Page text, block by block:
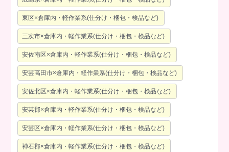
東区×倉庫内・軽作業系(仕分け・梱包・検品など)
三次市×倉庫内・軽作業系(仕分け・梱包・検品など)
安佐南区×倉庫内・軽作業系(仕分け・梱包・検品など)
安芸高田市×倉庫内・軽作業系(仕分け・梱包・検品など)
安佐北区×倉庫内・軽作業系(仕分け・梱包・検品など)
安芸郡×倉庫内・軽作業系(仕分け・梱包・検品など)
安芸区×倉庫内・軽作業系(仕分け・梱包・検品など)
神石郡×倉庫内・軽作業系(仕分け・梱包・検品など)